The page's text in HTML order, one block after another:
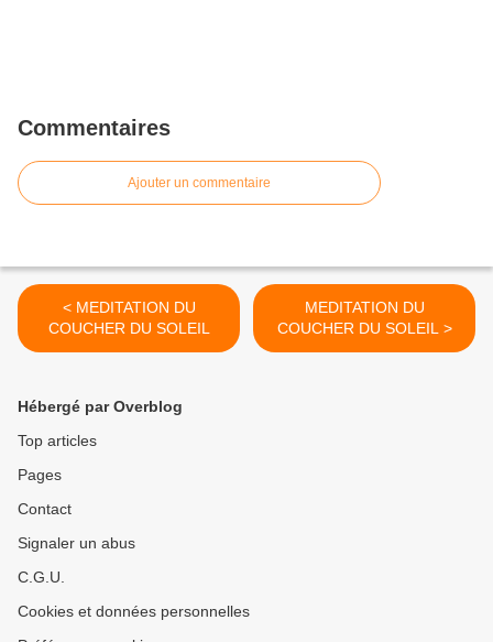
Commentaires
Ajouter un commentaire
< MEDITATION DU
COUCHER DU SOLEIL
MEDITATION DU
COUCHER DU SOLEIL >
Hébergé par Overblog
Top articles
Pages
Contact
Signaler un abus
C.G.U.
Cookies et données personnelles